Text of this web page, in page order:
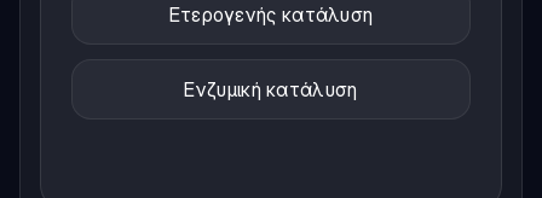
Ετερογενής κατάλυση
Ενζυμική κατάλυση